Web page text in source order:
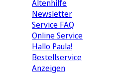
Altenhilfe
Newsletter
Service FAQ
Online Service
Hallo Paula!
Bestellservice
Anzeigen